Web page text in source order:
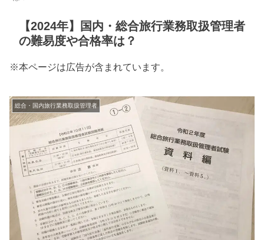
【2024年】国内・総合旅行業務取扱管理者
の難易度や合格率は？
※本ページは広告が含まれています。
総合・国内旅行業務取扱管理者